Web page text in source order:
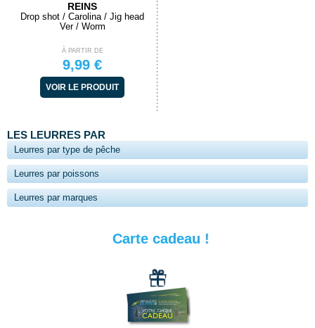
REINS
Drop shot / Carolina / Jig head
Ver / Worm
À PARTIR DE
9,99 €
VOIR LE PRODUIT
LES LEURRES PAR
Leurres par type de pêche
Leurres par poissons
Leurres par marques
Carte cadeau !